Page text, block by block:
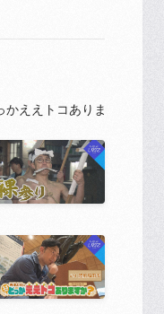
ええトコありますか？